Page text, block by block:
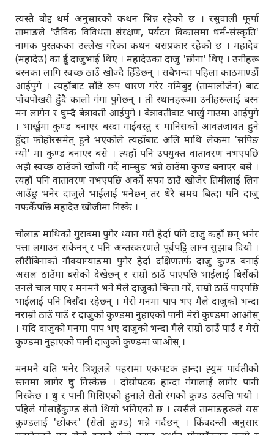
त्यस्तै बौद्द धर्म अनुसारको कथन भिन्न रहेको छ । रसुवाली फूर्पा
तामाङले 'जैविक विविधता संरक्षण, पर्यटन विकासमा धर्म-संस्कृति'
नामक पुस्तकका उल्लेख गरेका कथन यसप्रकार रहेको छ । महादेव
(महादेउ) का दुई दाजुभाई थिए । महादेउका दाजु 'छोना' थिए । उनीहरू
बस्नका लागि स्वच्छ ठाउँ खोज्दै हिँडेछन् । सबैभन्दा पहिला काठमाण्डौं
आईपुगे । त्यहाँबाट साँढे रूप धारण गरेर नमिबुद्द (तामालोजेन) बाट
पाँचपोखरी हुँदै कालो गंगा पुगेछन् । ती स्थानहरूमा उनीहरूलाई बस्न
मन लागेन र घुम्दै बेत्रावती आईपुगे । बेत्रावतीबाट भार्खु गाउमा आईपुगे
। भार्खुमा कुण्ड बनाएर बस्दा गाईवस्तु र मानिसको आवतजावत हुने
हुँदा फोहोरसमेत् हुने भएकोले त्यहाँबाट अलि माथि लेकमा 'सपिङ
ग्यो' मा कुण्ड बनाएर बसे । त्यहाँ पनि उपयुक्त वातावरण नभएपछि
अझै स्वच्छ ठाउँको खोजी गर्दै नाम्सुङ भन्ने ठाउँमा कुण्ड बनाएर बसे ।
त्यहाँ पनि वातावरण नभएपछि अर्को सफा ठाउँ खोजेर तिमीलाई लिन
आउँछु भनेर दाजुले भाईलाई भनेछन् तर धेरै समय बित्दा पनि दाजु
नफर्केपछि महादेउ खोजीमा निस्के ।
चोलाङ माथिको गुराबमा पुगेर ध्यान गरी हेर्दा पनि दाजु कहाँ छन् भनेर
पत्ता लगाउन सकेनन् र पनि अन्तस्करणले पूर्वपट्टि लाग्न सुझाब दियो ।
लौरीबिनाको नौक्याग्याङमा पुगेर हेर्दा दक्षिणतर्फ दाजु कुण्ड बनाई
असल ठाउँमा बसेको देखेछन् र राम्रो ठाउँ पाएपछि भाईलाई बिर्सेको
उनले चाल पाए र मनमनै भने मैले दाजुको चिन्ता गरें, राम्रो ठाउँ पाएपछि
भाईलाई पनि बिर्सँदा रहेछन् । मेरो मनमा पाप भए मैले दाजुको भन्दा
नराम्रो ठाउँ पाउँ र दाजुको कुण्डमा नुहाएको पानी मेरो कुण्डमा आओस्
। यदि दाजुको मनमा पाप भए दाजुको भन्दा मैले राम्रो ठाउँ पाउँ र मेरो
कुण्डमा नुहाएको पानी दाजुको कुण्डमा जाओस् ।
मनमनै यति भनेर त्रिशूलले पहरामा एकपटक हान्दा ह्‍युम पार्वतीको
स्तनमा लागेर दुध निस्केछ । दोस्रोपटक हान्दा गंगालाई लागेर पानी
निस्केछ । दुध र पानी मिसिएको हुनाले सेतो रंगको कुण्ड उत्पत्ति भयो ।
पहिले गोसाइँकुण्ड सेतो थियो भनिएको छ । त्यसैले तामाङहरूले यस
कुण्डलाई 'छोकर' (सेतो कुण्ड) भन्ने गर्दछन् । किंवदन्ती अनुसार